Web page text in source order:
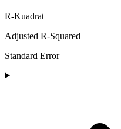
R-Kuadrat
Adjusted R-Squared
Standard Error